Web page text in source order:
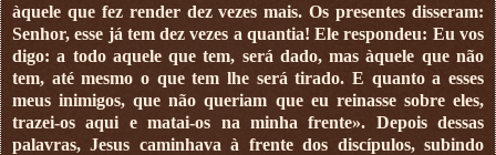
àquele que fez render dez vezes mais. Os presentes disseram:
Senhor, esse já tem dez vezes a quantia! Ele respondeu: Eu vos
digo: a todo aquele que tem, será dado, mas àquele que não
tem, até mesmo o que tem lhe será tirado. E quanto a esses
meus inimigos, que não queriam que eu reinasse sobre eles,
trazei-os aqui e matai-os na minha frente». Depois dessas
palavras, Jesus caminhava à frente dos discípulos, subindo